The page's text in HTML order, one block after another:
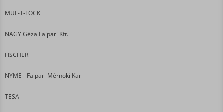
MUL-T-LOCK
NAGY Géza Faipari Kft.
FISCHER
NYME - Faipari Mérnöki Kar
TESA